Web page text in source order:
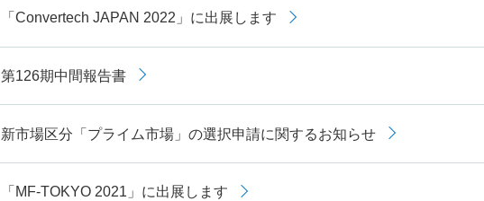
「Convertech JAPAN 2022」に出展します
第126期中間報告書
新市場区分「プライム市場」の選択申請に関するお知らせ
「MF-TOKYO 2021」に出展します